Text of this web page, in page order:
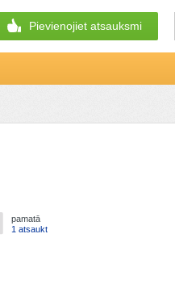
Pievienojiet atsauksmi
pamatā
1 atsaukt